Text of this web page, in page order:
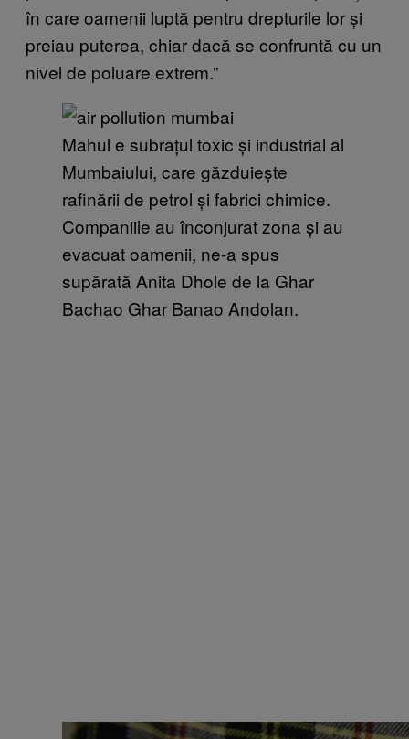
în care oamenii luptă pentru drepturile lor și
preiau puterea, chiar dacă se confruntă cu un
nivel de poluare extrem.”
Mahul e subrațul toxic și industrial al
Mumbaiului, care găzduiește
rafinării de petrol și fabrici chimice.
Companiile au înconjurat zona și au
evacuat oamenii, ne-a spus
supărată Anita Dhole de la Ghar
Bachao Ghar Banao Andolan.